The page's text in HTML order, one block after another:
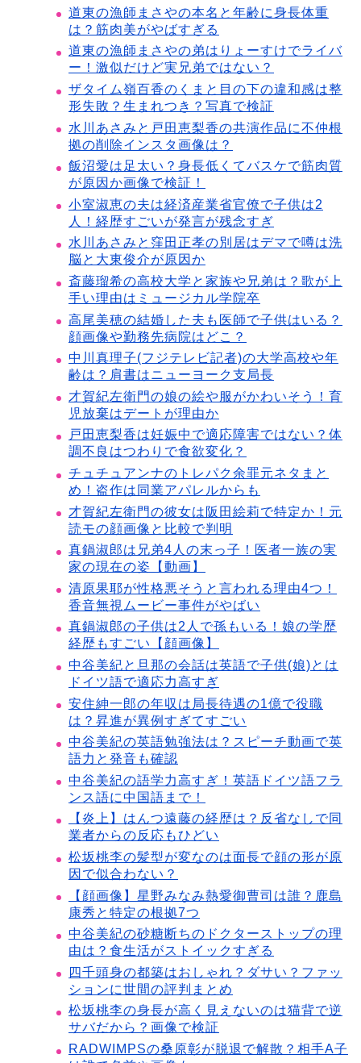
道東の漁師まさやの本名と年齢に身長体重
は？筋肉美がやばすぎる
道東の漁師まさやの弟はりょーすけでライバ
ー！激似だけど実兄弟ではない？
ザタイム嶺百香のくまと目の下の違和感は整
形失敗？生まれつき？写真で検証
水川あさみと戸田恵梨香の共演作品に不仲根
拠の削除インスタ画像は？
飯沼愛は足太い？身長低くてバスケで筋肉質
が原因か画像で検証！
小室淑恵の夫は経済産業省官僚で子供は2
人！経歴すごいが発言が残念すぎ
水川あさみと窪田正孝の別居はデマで噂は洗
脳と大東俊介が原因か
斎藤瑠希の高校大学と家族や兄弟は？歌が上
手い理由はミュージカル学院卒
高尾美穂の結婚した夫も医師で子供はいる？
顔画像や勤務先病院はどこ？
中川真理子(フジテレビ記者)の大学高校や年
齢は？肩書はニューヨーク支局長
才賀紀左衛門の娘の絵や服がかわいそう！育
児放棄はデートが理由か
戸田恵梨香は妊娠中で適応障害ではない？体
調不良はつわりで食欲変化？
チュチュアンナのトレパク余罪元ネタまと
め！盗作は同業アパレルからも
才賀紀左衛門の彼女は阪田絵莉で特定か！元
読モの顔画像と比較で判明
真鍋淑郎は兄弟4人の末っ子！医者一族の実
家の現在の姿【動画】
清原果耶が性格悪そうと言われる理由4つ！
香音無視ムービー事件がやばい
真鍋淑郎の子供は2人で孫もいる！娘の学歴
経歴もすごい【顔画像】
中谷美紀と旦那の会話は英語で子供(娘)とは
ドイツ語で適応力高すぎ
安住紳一郎の年収は局長待遇の1億で役職
は？昇進が異例すぎてすごい
中谷美紀の英語勉強法は？スピーチ動画で英
語力と発音も確認
中谷美紀の語学力高すぎ！英語ドイツ語フラ
ンス語に中国語まで！
【炎上】はんつ遠藤の経歴は？反省なしで同
業者からの反応もひどい
松坂桃李の髪型が変なのは面長で顔の形が原
因で似合わない？
【顔画像】星野みなみ熱愛御曹司は誰？鹿島
康秀と特定の根拠7つ
中谷美紀の砂糖断ちのドクターストップの理
由は？食生活がストイックすぎる
四千頭身の都築はおしゃれ？ダサい？ファッ
ションに世間の評判まとめ
松坂桃李の身長が高く見えないのは猫背で逆
サバだから？画像で検証
RADWIMPSの桑原彰が脱退で解散？相手A子